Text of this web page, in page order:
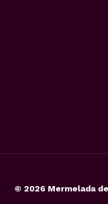
© 2026 Mermelada